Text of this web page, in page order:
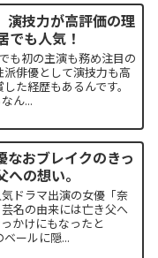
演技力が高評価の理
でも人気！
も初の主演も務め注目の
派俳優として演技力も高
た経歴もあるんです。
ん...
なおブレイクのきっ
の想い。
ドラマ出演の女優「奈
名の由来には亡き父へ
かけにもなったと
ールに隠...